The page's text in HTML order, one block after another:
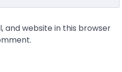
and website in this browser